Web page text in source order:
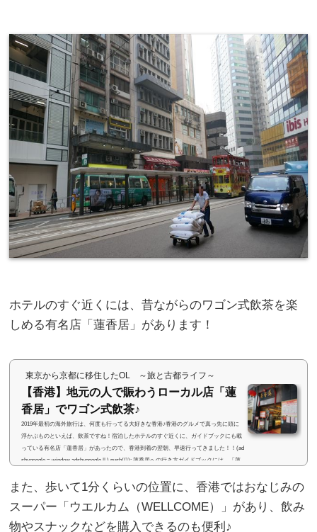
ホテルのすぐ近くには、昔ながらのワゴン式飲茶を楽
しめる有名店「蓮香居」があります！
東京から京都に移住したOL ～旅と古都ライフ～
【香港】地元の人で賑わうローカル店「蓮
香居」でワゴン式飲茶♪
2019年最初の海外旅行は、何度も行ってる大好きな香港♪香港のグルメで真っ先に頭に
浮かぶものといえば、飲茶ですね！宿泊したホテルのすぐ近くに、ガイドブックにも載
っている有名店「蓮香居」があったので、香港到着の翌朝、早速行ってきました！！(ad
sbygoogle = window.adsbygoogle || ).push({}); 蓮香居への行き方ガイドブックには、「蓮
香港島の上環エリアに位置しています。「蓮香居」は、MTR「上環駅」から歩いて10分
また、歩いて1分くらいの位置に、香港ではおなじみの
スーパー「ウエルカム（WELLCOME）」があり、飲み
物やスナックなどを購入できるのも便利♪